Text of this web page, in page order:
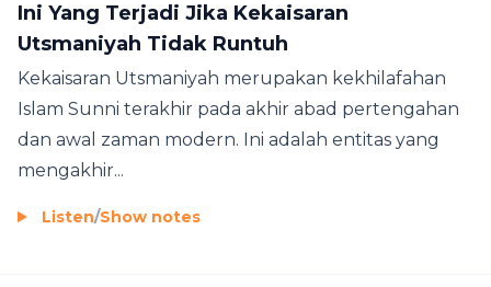
Ini Yang Terjadi Jika Kekaisaran
Utsmaniyah Tidak Runtuh
Kekaisaran Utsmaniyah merupakan kekhilafahan
Islam Sunni terakhir pada akhir abad pertengahan
dan awal zaman modern. Ini adalah entitas yang
mengakhir...
Listen/Show notes